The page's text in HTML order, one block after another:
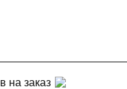
на заказ